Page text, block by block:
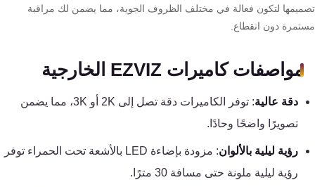
لتكون فعالة في مختلف الظروف الجوية، مما يضمن لك مراقبة
دون انقطاع.
مواصفات كاميرات EZVIZ الخارجية
دقة عالية
: توفر الكاميرات دقة تصل إلى 2K أو 3K، مما يضمن
تصويرًا واضحًا وحادًا.
رؤية ليلية بالألوان
: مزودة بإضاءة LED بالأشعة تحت الحمراء توفر
رؤية ليلية ملونة حتى مسافة 30 مترًا.
تقوية
المحمول
انتركم
أنظمة